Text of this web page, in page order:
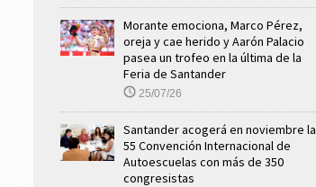
Morante emociona, Marco Pérez,
oreja y cae herido y Aarón Palacio
pasea un trofeo en la última de la
Feria de Santander
25/07/26
Santander acogerá en noviembre la
55 Convención Internacional de
Autoescuelas con más de 350
congresistas